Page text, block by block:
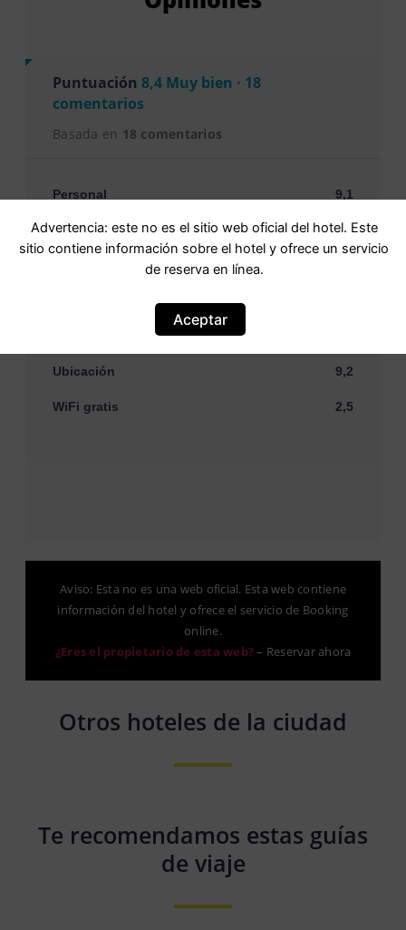
Puntuación 8,4 Muy bien · 18
comentarios
Basada en 18 comentarios
Personal 9,1
Instalaciones y servicios 8,1
Relación calidad-precio
Ubicación 9,2
WiFi gratis 2,5
Aviso: Esta no es una web oficial. Esta web contiene
información del hotel y ofrece el servicio de Booking
online.
¿Eres el propietario de esta web?– Reservar ahora
Otros hoteles de la ciudad
Te recomendamos estas guías
de viaje
Advertencia: este no es el sitio web oficial del hotel. Este
sitio contiene información sobre el hotel y ofrece un servicio
de reserva en línea.
Aceptar